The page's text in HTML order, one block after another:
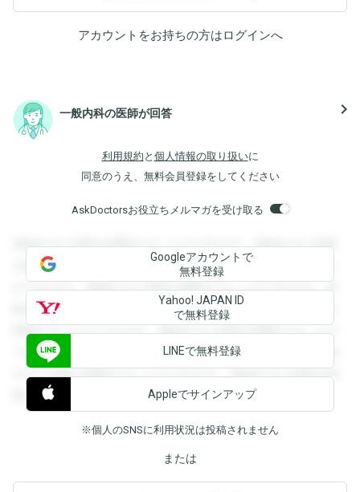
アカウントをお持ちの方はログインへ
一般内科の医師が回答 navigate_next
利用規約 と 個人情報の取り扱いに
同意のうえ、無料会員登録をしてください
AskDoctorsお役立ちメルマガを受け取る
登録すると回答を閲覧することができます。登録すると回答
を閲覧することができます。登録すると回答を閲覧すること
ができます。登録すると回答を閲覧することができます。登
録すると回答を閲覧することができます。登録すると回答を
閲覧することができます。登録すると回答を閲覧することが
できます。登録すると回答を閲覧することができます。登録
すると回答を閲覧することができます。登録すると回答を閲
覧することができます。
Googleアカウントで
無料登録
Yahoo! JAPAN ID
で無料登録
LINEで無料登録
Appleでサインアップ
※個人のSNSに利用状況は投稿されません
または